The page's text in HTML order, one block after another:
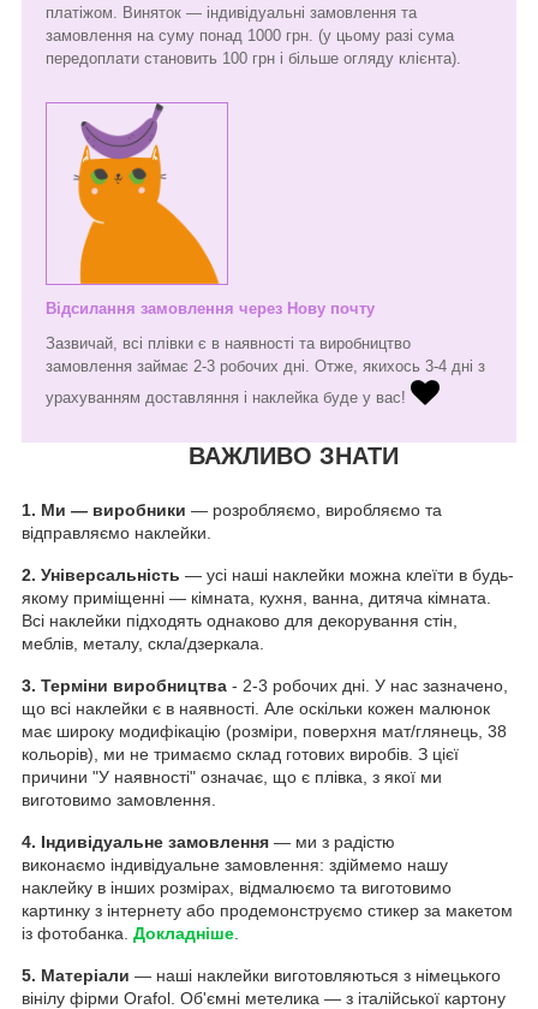
платіжом. Виняток — індивідуальні замовлення та
замовлення на суму понад 1000 грн. (у цьому разі сума
передоплати становить 100 грн і більше огляду клієнта).
Відсилання замовлення через Нову почту
Зазвичай, всі плівки є в наявності та виробництво
замовлення займає 2-3 робочих дні. Отже, якихось 3-4 дні з
урахуванням доставляння і наклейка буде у вас!
ВАЖЛИВО ЗНАТИ
1. Ми — виробники — розробляємо, виробляємо та
відправляємо наклейки.
2. Універсальність — усі наші наклейки можна клеїти в будь-
якому приміщенні — кімната, кухня, ванна, дитяча кімната.
Всі наклейки підходять однаково для декорування стін,
меблів, металу, скла/дзеркала.
3. Терміни виробництва - 2-3 робочих дні. У нас зазначено,
що всі наклейки є в наявності. Але оскільки кожен малюнок
має широку модифікацію (розміри, поверхня мат/глянець, 38
кольорів), ми не тримаємо склад готових виробів. З цієї
причини "У наявності" означає, що є плівка, з якої ми
виготовимо замовлення.
4. Індивідуальне замовлення — ми з радістю
виконаємо індивідуальне замовлення: здіймемо нашу
наклейку в інших розмірах, відмалюємо та виготовимо
картинку з інтернету або продемонструємо стикер за макетом
із фотобанка. Докладніше
5. Матеріали — наші наклейки виготовляються з німецького
вінілу фірми Orafol. Об'ємні метелика — з італійської картону